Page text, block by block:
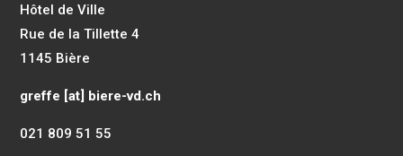
Hôtel de Ville
Rue de la Tillette 4
1145 Bière
greffe [at] biere-vd.ch
021 809 51 55